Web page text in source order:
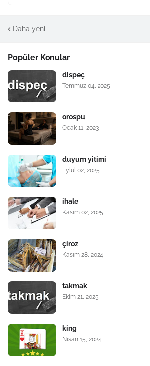
Daha yeni
Popüler Konular
dispeç
Temmuz 04, 2025
orospu
Ocak 11, 2023
duyum yitimi
Eylül 02, 2025
ihale
Kasım 02, 2025
çiroz
Kasım 28, 2024
takmak
Ekim 21, 2025
king
Nisan 15, 2024